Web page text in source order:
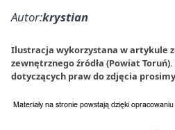
Autor:krystian
Ilustracja wykorzystana w artykule
zewnętrznego źródła (Powiat
dotyczących praw do zdjęcia